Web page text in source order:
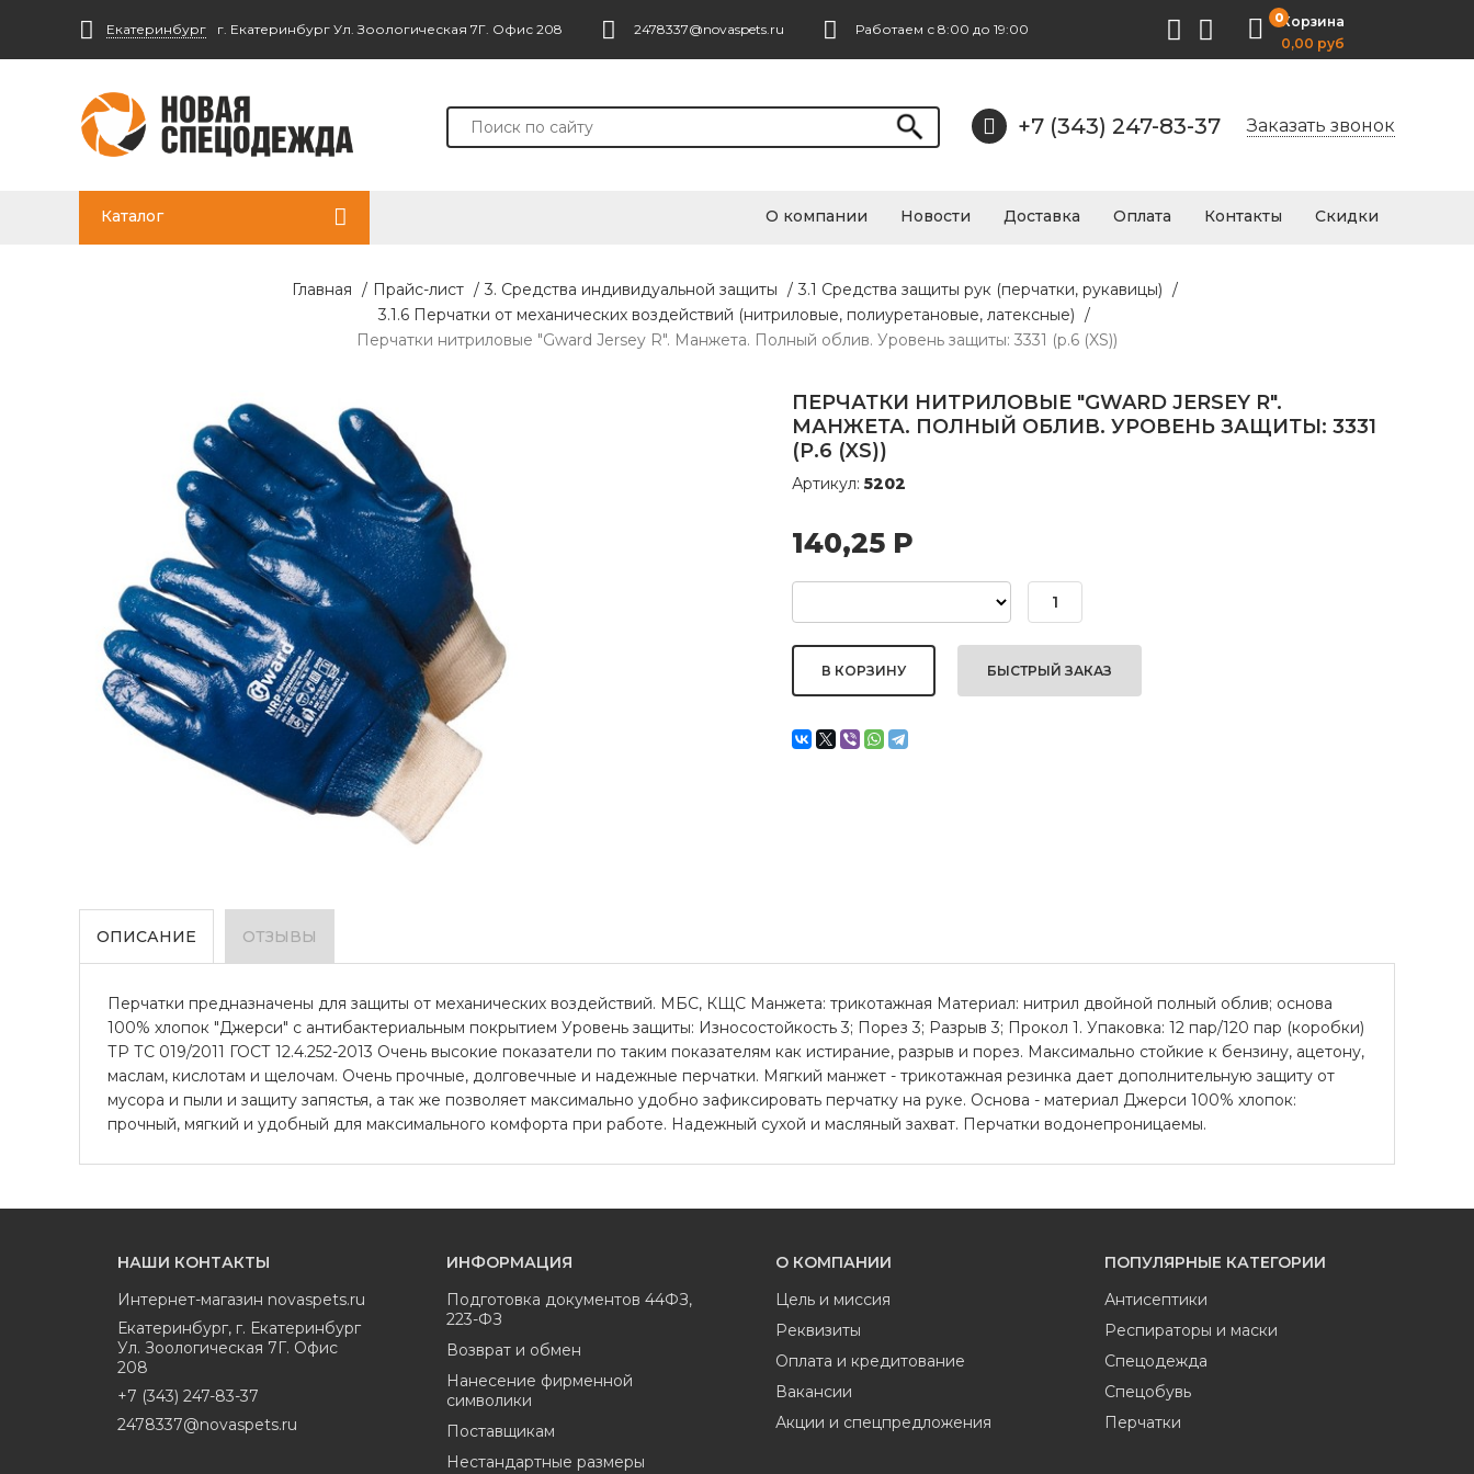
Екатеринбург г. Екатеринбург Ул. Зоологическая 7Г. Офис 208 2478337@novaspets.ru Работаем с 8:00 до 19:00
0Корзина
0,00 руб
+7 (343) 247-83-37 Заказать звонок
Каталог О компании Новости Доставка Оплата Контакты Скидки
Главная / Прайс-лист / 3. Средства индивидуальной защиты / 3.1 Средства защиты рук (перчатки, рукавицы) /
3.1.6 Перчатки от механических воздействий (нитриловые, полиуретановые, латексные) /
Перчатки нитриловые "Gward Jersey R". Манжета. Полный облив. Уровень защиты: 3331 (р.6 (XS))
ПЕРЧАТКИ НИТРИЛОВЫЕ "GWARD JERSEY R".
МАНЖЕТА. ПОЛНЫЙ ОБЛИВ. УРОВЕНЬ ЗАЩИТЫ: 3331
(Р.6 (XS))
Артикул: 5202
140,25 Р
БЫСТРЫЙ ЗАКАЗ
ОПИСАНИЕ ОТЗЫВЫ
Перчатки предназначены для защиты от механических воздействий. МБС, КЩС Манжета: трикотажная Материал: нитрил двойной полный облив; основа
100% хлопок "Джерси" с антибактериальным покрытием Уровень защиты: Износостойкость 3; Порез 3; Разрыв 3; Прокол 1. Упаковка: 12 пар/120 пар (коробки)
ТР ТС 019/2011 ГОСТ 12.4.252-2013 Очень высокие показатели по таким показателям как истирание, разрыв и порез. Максимально стойкие к бензину, ацетону,
маслам, кислотам и щелочам. Очень прочные, долговечные и надежные перчатки. Мягкий манжет - трикотажная резинка дает дополнительную защиту от
мусора и пыли и защиту запястья, а так же позволяет максимально удобно зафиксировать перчатку на руке. Основа - материал Джерси 100% хлопок:
прочный, мягкий и удобный для максимального комфорта при работе. Надежный сухой и масляный захват. Перчатки водонепроницаемы.
НАШИ КОНТАКТЫ
Интернет-магазин novaspets.ru
Екатеринбург, г. Екатеринбург
Ул. Зоологическая 7Г. Офис
208
+7 (343) 247-83-37
2478337@novaspets.ru
ИНФОРМАЦИЯ
Подготовка документов 44ФЗ,
223-ФЗ
Возврат и обмен
Нанесение фирменной
символики
Поставщикам
Нестандартные размеры
О КОМПАНИИ
Цель и миссия
Реквизиты
Оплата и кредитование
Вакансии
Акции и спецпредложения
ПОПУЛЯРНЫЕ КАТЕГОРИИ
Антисептики
Респираторы и маски
Спецодежда
Спецобувь
Перчатки